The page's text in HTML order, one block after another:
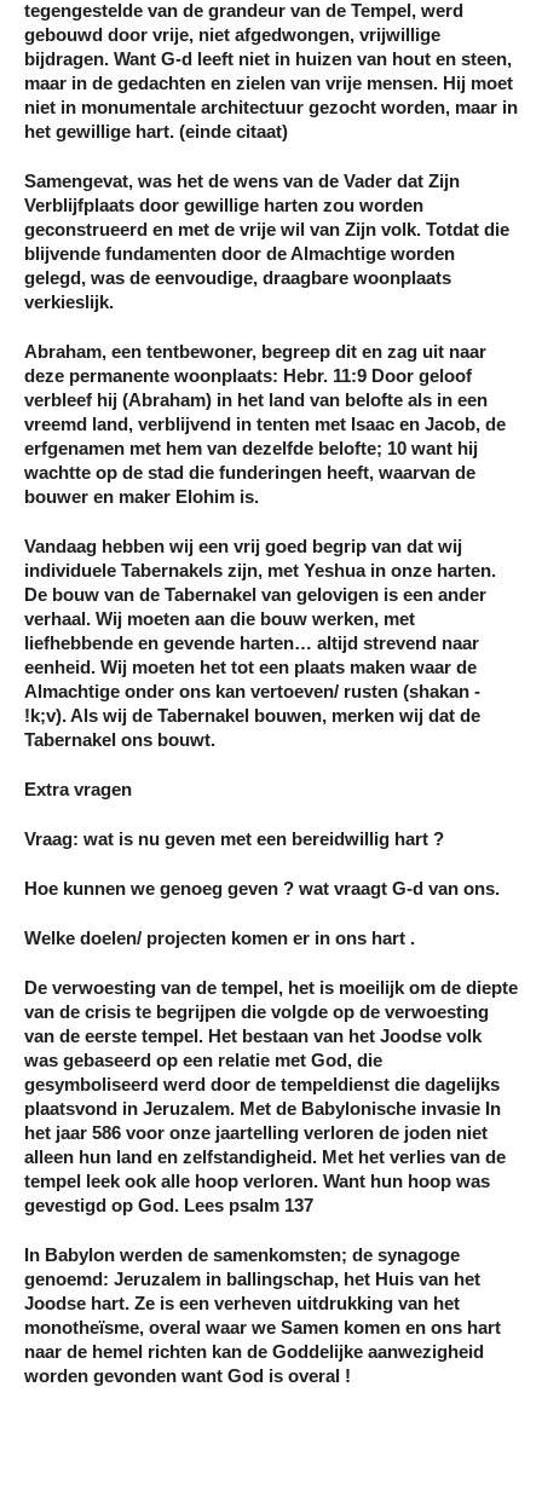
tegengestelde van de grandeur van de Tempel, werd
gebouwd door vrije, niet afgedwongen, vrijwillige
bijdragen. Want G-d leeft niet in huizen van hout en steen,
maar in de gedachten en zielen van vrije mensen. Hij moet
niet in monumentale architectuur gezocht worden, maar in
het gewillige hart. (einde citaat)
Samengevat, was het de wens van de Vader dat Zijn
Verblijfplaats door gewillige harten zou worden
geconstrueerd en met de vrije wil van Zijn volk. Totdat die
blijvende fundamenten door de Almachtige worden
gelegd, was de eenvoudige, draagbare woonplaats
verkieslijk.
Abraham, een tentbewoner, begreep dit en zag uit naar
deze permanente woonplaats: Hebr. 11:9 Door geloof
verbleef hij (Abraham) in het land van belofte als in een
vreemd land, verblijvend in tenten met Isaac en Jacob, de
erfgenamen met hem van dezelfde belofte; 10 want hij
wachtte op de stad die funderingen heeft, waarvan de
bouwer en maker Elohim is.
Vandaag hebben wij een vrij goed begrip van dat wij
individuele Tabernakels zijn, met Yeshua in onze harten.
De bouw van de Tabernakel van gelovigen is een ander
verhaal. Wij moeten aan die bouw werken, met
liefhebbende en gevende harten… altijd strevend naar
eenheid. Wij moeten het tot een plaats maken waar de
Almachtige onder ons kan vertoeven/ rusten (shakan -
!k;v). Als wij de Tabernakel bouwen, merken wij dat de
Tabernakel ons bouwt.
Extra vragen
Vraag: wat is nu geven met een bereidwillig hart ?
Hoe kunnen we genoeg geven ? wat vraagt G-d van ons.
Welke doelen/ projecten komen er in ons hart .
De verwoesting van de tempel, het is moeilijk om de diepte
van de crisis te begrijpen die volgde op de verwoesting
van de eerste tempel. Het bestaan van het Joodse volk
was gebaseerd op een relatie met God, die
gesymboliseerd werd door de tempeldienst die dagelijks
plaatsvond in Jeruzalem. Met de Babylonische invasie In
het jaar 586 voor onze jaartelling verloren de joden niet
alleen hun land en zelfstandigheid. Met het verlies van de
tempel leek ook alle hoop verloren. Want hun hoop was
gevestigd op God. Lees psalm 137
In Babylon werden de samenkomsten; de synagoge
genoemd: Jeruzalem in ballingschap, het Huis van het
Joodse hart. Ze is een verheven uitdrukking van het
monotheïsme, overal waar we Samen komen en ons hart
naar de hemel richten kan de Goddelijke aanwezigheid
worden gevonden want God is overal !